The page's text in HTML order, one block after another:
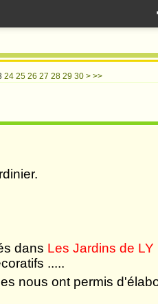
24 25 26 27 28 29 30 40
> >>
dans Les Jardins de LY
.....
nous ont permis